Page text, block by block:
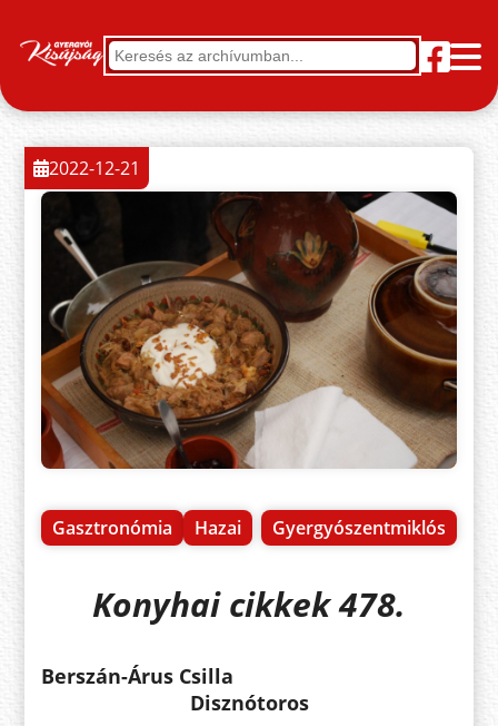
Gasztronómia Hazai Gyergyószentmiklós
2022-12-21
Konyhai cikkek 478.
Berszán-Árus Csilla
Disznótoros